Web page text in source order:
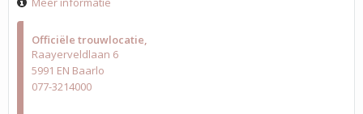
Officiële trouwlocatie
Raayerveldlaan 6
5991 EN Baarlo
077-3214000